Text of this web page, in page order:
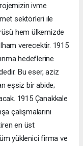
ivme
sektörleri ile
hem ülkemizde
verecektir. 1915
hedeflerine
Bu eser, aziz
eşsiz bir abide;
1915 Çanakkale
çalışmalarını
en üst
yüklenici firma ve